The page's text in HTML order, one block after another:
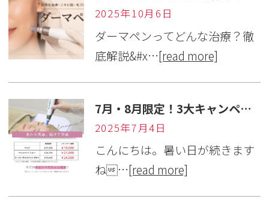
2025年10月6日
ダーマペンってどんな治療？徹
底解説&#x…[read more]
7月・8月限定！3大キャンペーン
2025年7月4日
こんにちは。暑い日が続きます
ね…[read more]